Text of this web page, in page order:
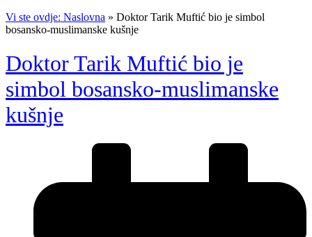
Vi ste ovdje: Naslovna » Doktor Tarik Muftić bio je simbol
bosansko-muslimanske kušnje
Doktor Tarik Muftić bio je
simbol bosansko-muslimanske
kušnje